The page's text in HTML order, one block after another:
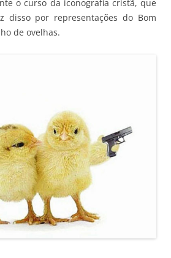
o curso da iconografia cristã, que
disso por representações do Bom
de ovelhas.